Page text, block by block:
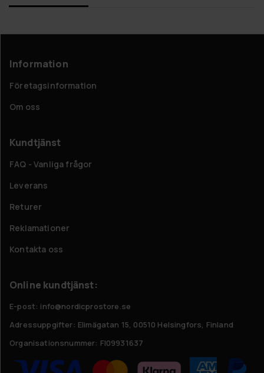
Information
Företagsinformation
Om oss
Kundtjänst
FAQ - Vanliga frågor
Leverans
Returer
Reklamationer
Kontakta oss
Online kundtjänst:
E-post: info@nordicprostore.se
Adressuppgifter: Elimägatan 15, 00510 Helsingfors, Finland
Organisationsnummer: FI09931637